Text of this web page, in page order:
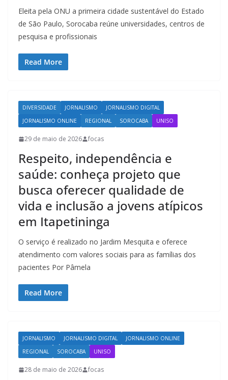
Eleita pela ONU a primeira cidade sustentável do Estado
de São Paulo, Sorocaba reúne universidades, centros de
pesquisa e profissionais
Read More
DIVERSIDADE JORNALISMO
JORNALISMO DIGITAL
JORNALISMO ONLINE
REGIONAL SOROCABA UNISO
29 de maio de 2026 focas
Respeito, independência e
saúde: conheça projeto que
busca oferecer qualidade de
vida e inclusão a jovens atípicos
em Itapetininga
O serviço é realizado no Jardim Mesquita e oferece
atendimento com valores sociais para as famílias dos
pacientes Por Pâmela
Read More
JORNALISMO JORNALISMO DIGITAL
JORNALISMO ONLINE
REGIONAL
SOROCABA UNISO
28 de maio de 2026 focas